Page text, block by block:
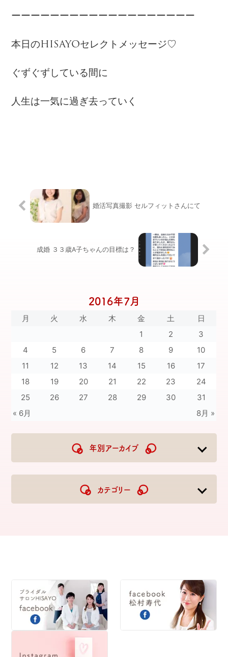
ーーーーーーーーーーーーーーーーーーー
本日のHISAYOセレクトメッセージ♡
ぐずぐずしている間に
人生は一気に過ぎ去っていく
婚活写真撮影 セルフィットさんにて
成婚 ３３歳A子ちゃんの目標は？
2016年7月
月 火 水 木 金 土 日
« 6月 8月 »
1 2
3
4
5 6 7 8 9
10
11
12 13 14 15 16
17
18
19 20 21 22 23
24
25
26 27 28 29 30 31
年別アーカイブ
2023
カテゴリー